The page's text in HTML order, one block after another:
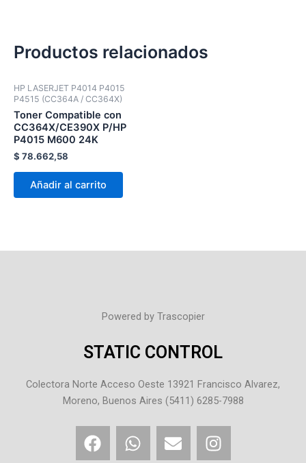
Productos relacionados
HP LASERJET P4014 P4015
P4515 (CC364A / CC364X)
Toner Compatible con
CC364X/CE390X P/HP
P4015 M600 24K
$ 78.662,58
Añadir al carrito
Powered by Trascopier
STATIC CONTROL
Colectora Norte Acceso Oeste 13921 Francisco Alvarez,
Moreno, Buenos Aires (5411) 6285-7988
F
a
W
h
E
n
I
n